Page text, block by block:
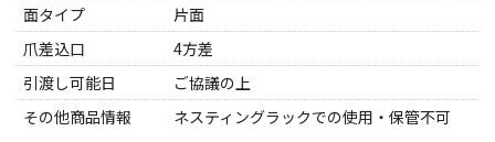
面タイプ
片面
爪差込口
4方差
引渡し可能日
ご協議の上
その他商品情報
ネスティングラックでの使用・保管不可